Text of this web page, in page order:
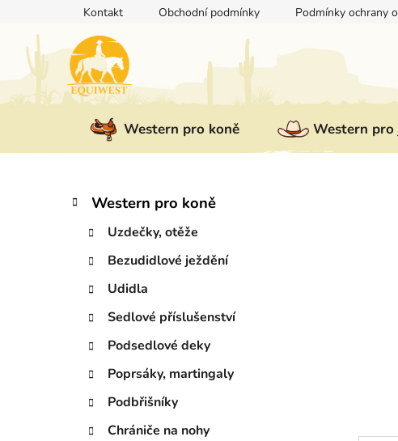
obsah
Kontakt Obchodní podmínky Podmínky ochrany
Western pro koně Western pro
PPřeskočit
kategorie
K
a
Western pro koně
Uzdečky, otěže
Bezudidlové ježdění
Udidla
Sedlové příslušenství
Podsedlové deky
Poprsáky, martingaly
Podbřišníky
Chrániče na nohy